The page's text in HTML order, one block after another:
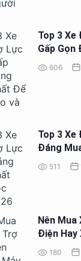
Top 3
Gấp
Đi Metro
606
Top 3
Đáng
Sinh
511
Nên
Điện Hay
Học Sinh
180